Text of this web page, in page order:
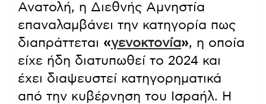
Ανατολή, η Διεθνής Αμνηστία
επαναλαμβάνει την κατηγορία πως
διαπράττεται «γενοκτονία», η οποία
είχε ήδη διατυπωθεί το 2024 και
έχει διαψευστεί κατηγορηματικά
από την κυβέρνηση του Ισραήλ. Η